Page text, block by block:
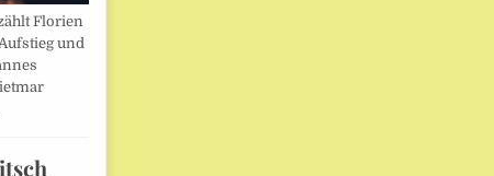
Florien
und